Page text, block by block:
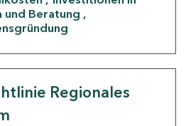
und Beratung
Regionales